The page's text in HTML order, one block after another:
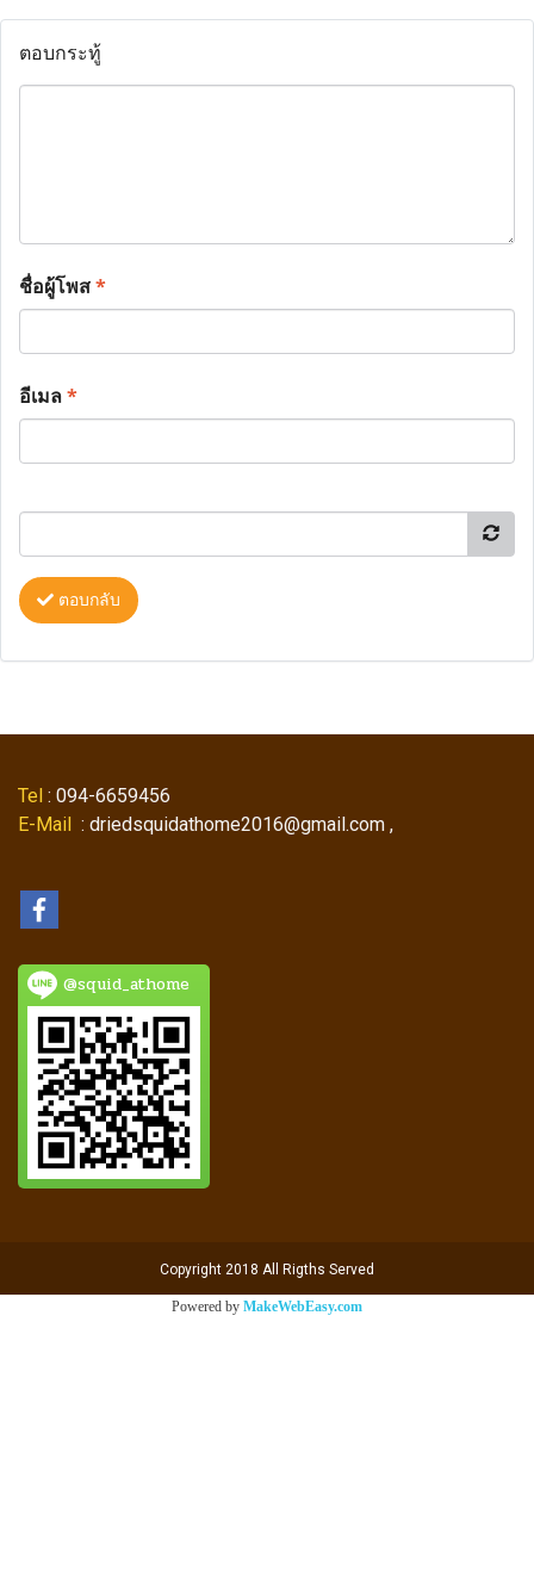
ตอบกระทู้
ชื่อผู้โพส*
อีเมล*
ตอบกลับ
Tel : 094-6659456
E-Mail : driedsquidathome2016@gmail.com ,
@squid_athome
Copyright 2018 All Rigths Served
Powered by MakeWebEasy.com